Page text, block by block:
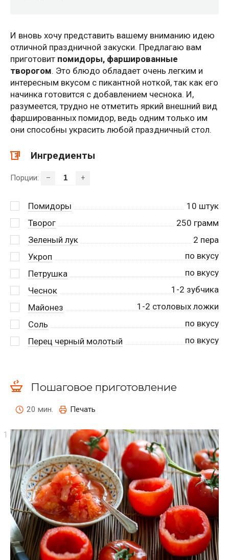
И вновь хочу представить вашему вниманию идею
отличной праздничной закуски. Предлагаю вам
приготовит помидоры, фаршированные
творогом. Это блюдо обладает очень легким и
интересным вкусом с пикантной ноткой, так как его
начинка готовится с добавлением чеснока. И,
разумеется, трудно не отметить яркий внешний вид
фаршированных помидор, ведь одним только им
они способны украсить любой праздничный стол.
Ингредиенты
Порции: – +
Помидоры 10 штук
Творог
250 грамм
Зеленый лук
2 пера
Укроп
по вкусу
Петрушка
по вкусу
Чеснок
1-2 зубчика
Майонез
1-2 столовых ложки
Соль
по вкусу
Перец черный молотый
по вкусу
Пошаговое приготовление
20 мин. Печать